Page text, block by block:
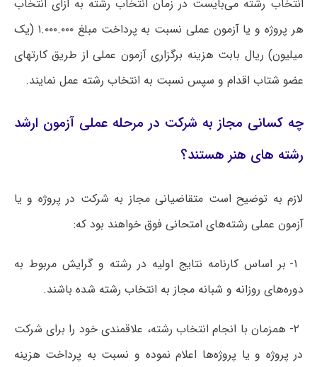
انتخاب رشته می‌بایست در زمان انتخاب رشته به ازای انتخاب
هر پروژه و یا آزمون عملی نسبت به پرداخت مبلغ ۱.۰۰۰.۰۰۰ (یک
میلیون) ریال بابت هزینه برگزاری آزمون عملی از طریق کارتهای
عضو شتاب اقدام و سپس نسبت به انتخاب رشته عمل نمایند.
چه کسانی مجاز به شرکت در مرحله عملی آزمون ارشد
رشته های هنر هستند؟
لازم به توضیح است متقاضیانی مجاز به شرکت در پروژه و یا
آزمون عملی رشته‌های امتحانی فوق خواهند بود که:
۱- بر اساس کارنامه نتایج اولیه در رشته و گرایش مربوط به
دوره‌های روزانه و شبانه مجاز به انتخاب رشته شده باشند.
۲- همزمان با انجام انتخاب رشته، علاقمندی خود را برای شرکت
در پروژه و یا پروژه‌ها اعلام نموده و نسبت به پرداخت هزینه